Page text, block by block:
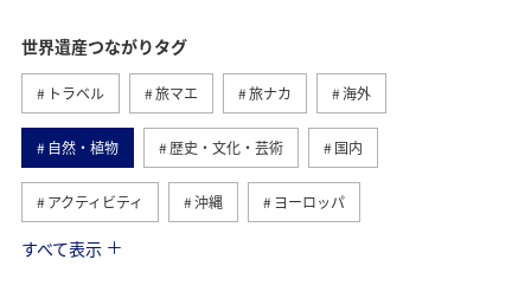
世界遺産つながりタグ
トラベル 旅マエ 旅ナカ 海外
自然・植物 歴史・文化・芸術 国内
アクティビティ 沖縄 ヨーロッパ
趣味
すべて表示